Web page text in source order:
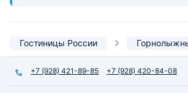
Гостиницы России
+7 (928) 421-89-85 +7 (928) 420-84-08